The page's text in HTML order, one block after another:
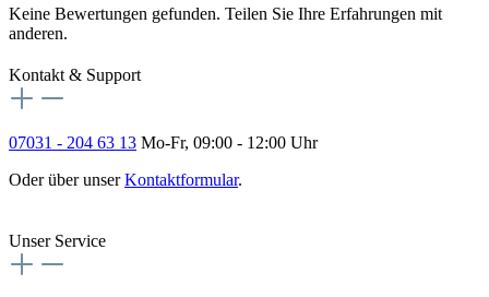
Keine Bewertungen gefunden. Teilen Sie Ihre Erfahrungen mit
anderen.
Kontakt & Support
07031 - 204 63 13 Mo-Fr, 09:00 - 12:00 Uhr
Oder über unserKontaktformular.
Unser Service